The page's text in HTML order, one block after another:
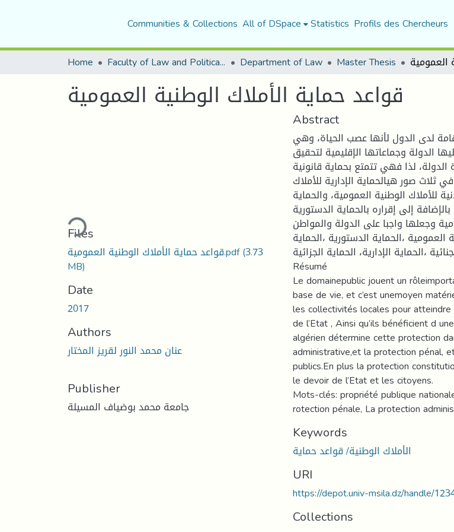
Communities & Collections All of DSpace Statistics Profils des Chercheurs
Home Faculty of Law and Political Science Department of Law Master Thesis
قواعد حماية الأملاك الوطنية العمومية
Loading...
Files
قواعد حماية الأملاك الوطنية العمومية.pdf(3.73
MB)
Date
2017
Authors
عنان محمد النور لقريز المختار
Publisher
جامعة محمد بوضياف المسيلة
Abstract
لدى الدول لأنها عصب الحياة، وهي
الدولة وجماعاتها الإقليمية لتحقيق
لذا فهي تتمتع بحماية قانونية
ثلاث صور هيالحماية الإدارية للأملاك
للأملاك الوطنية العمومية، والحماية
إلى إقراره بالحماية الدستورية
وجعلها واجبا على الدولة والمواطن.
العمومية ،الحماية الدستورية ،الحماية
،الحماية الإدارية، الحماية الجزائية
Résumé
Le domainepublic jouent un
base de vie, et c’est unemoyen
les collectivités locales pour
de l’Etat , Ainsi qu’ils bénéficient d
algérien détermine cette protection
administrative,et la protection pénal,
publics.En plus la protection
le devoir de l’Etat et les citoyens.
Mots-clés: propriété publique
rotection pénale, La protection
Keywords
الأملاك الوطنية/ قواعد حماية
URI
https://depot.univ-msila.dz/handle/
Collections